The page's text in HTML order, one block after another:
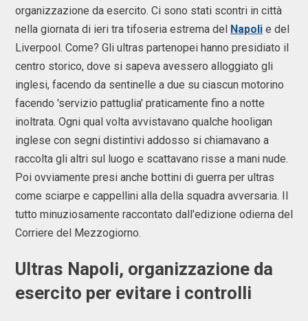
organizzazione da esercito. Ci sono stati scontri in città
nella giornata di ieri tra tifoseria estrema del
Napoli e del
Liverpool. Come? Gli ultras partenopei hanno presidiato il
centro storico, dove si sapeva avessero alloggiato gli
inglesi, facendo da sentinelle a due su ciascun motorino
facendo 'servizio pattuglia' praticamente fino a notte
inoltrata. Ogni qual volta avvistavano qualche hooligan
inglese con segni distintivi addosso si chiamavano a
raccolta gli altri sul luogo e scattavano risse a mani nude.
Poi ovviamente presi anche bottini di guerra per ultras
come sciarpe e cappellini alla della squadra avversaria. Il
tutto minuziosamente raccontato dall'edizione odierna del
Corriere del Mezzogiorno.
Ultras Napoli, organizzazione da
esercito per evitare i controlli